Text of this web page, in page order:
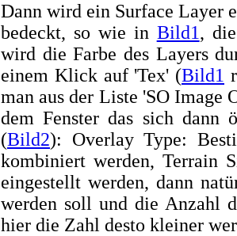
Dann wird ein Surface Layer
bedeckt, so wie in Bild1,
wird die Farbe des Layers
einem Klick auf 'Tex' (Bild1
man aus der Liste 'SO
dem Fenster das sich dann
(Bild2): Overlay Type:
kombiniert werden, Terrain
eingestellt werden, dann
werden soll und die Anzahl
hier die Zahl desto kleiner